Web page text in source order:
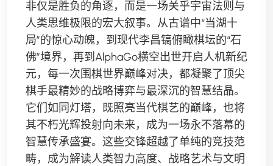
非仅是胜负的角逐，而是一场关乎宇宙法则与
人类思维极限的宏大叙事。从古谱中“当湖十
局”的惊心动魄，到现代李昌镐俯瞰棋坛的“石
佛”境界，再到AlphaGo横空出世开启人机新纪
元，每一次围棋世界巅峰对决，都凝聚了顶尖
棋手最精妙的战略博弈与最深沉的智慧结晶。
它们如同灯塔，既照亮当代棋艺的巅峰，也将
其不朽光辉投射向未来，成为一场永不落幕的
智慧传承盛宴。这些交锋超越了单纯的竞技范
畴，成为解读人类智力高度、战略艺术与文明